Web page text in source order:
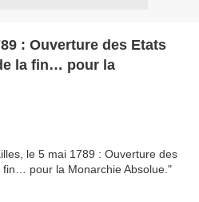
: Ouverture des Etats
la fin… pour la